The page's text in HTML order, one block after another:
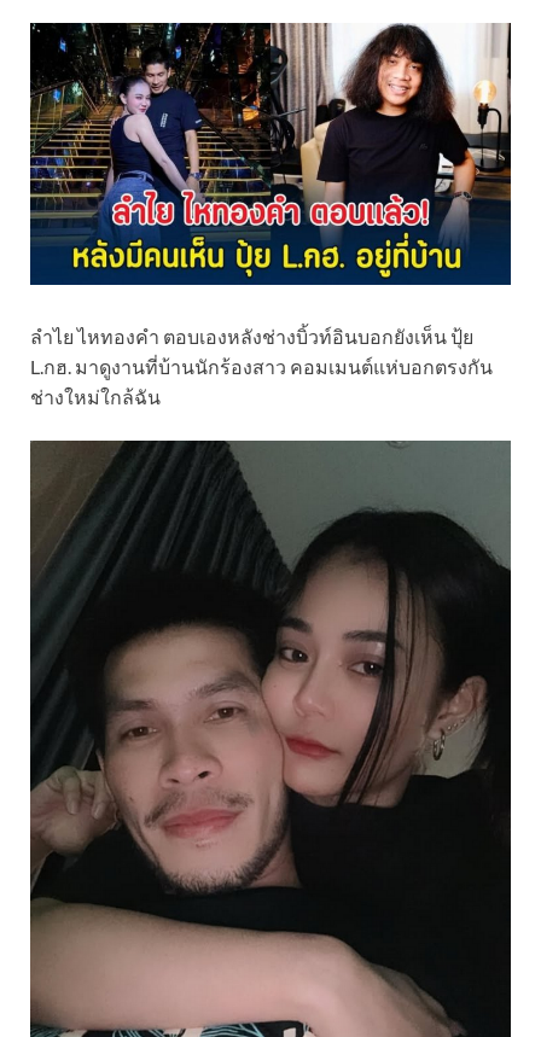
ลำไย ไหทองคำ ตอบเองหลังช่างบิ้วท์อินบอกยังเห็น ปุ้ย
L.กฮ. มาดูงานที่บ้านนักร้องสาว คอมเมนต์แห่บอกตรงกัน
ช่างใหม่ใกล้ฉัน